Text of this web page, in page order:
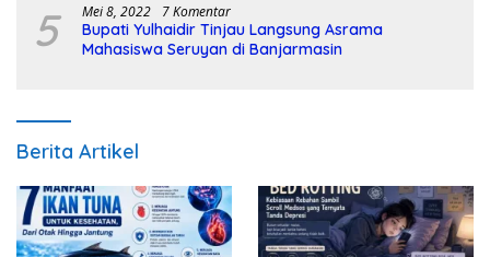
5 Mei 8, 2022 7 Komentar
Bupati Yulhaidir Tinjau Langsung Asrama
Mahasiswa Seruyan di Banjarmasin
Berita Artikel